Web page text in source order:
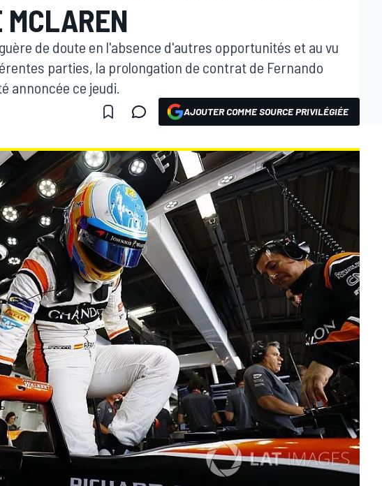
MCLAREN
de doute en l'absence d'autres opportunités et au vu
parties, la prolongation de contrat de Fernando
annoncée ce jeudi.
AJOUTER COMME SOURCE PRIVILÉGIÉE